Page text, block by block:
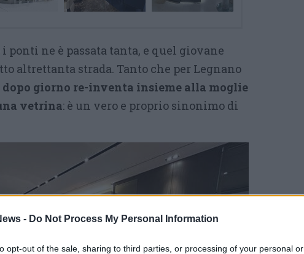
- Do Not Process My Personal Information
opt-out of the sale, sharing to third parties, or processing of your personal or
ponti ne è passata tanta, e quel giovane
altrettanta strada. Tanto che per Legnano
giorno re-inventa insieme alla moglie
vetrina: è un vero e proprio sinonimo di